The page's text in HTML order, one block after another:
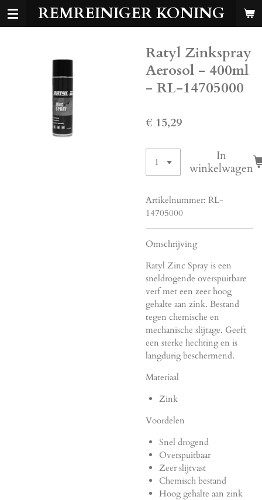
Ga
hoofdinhoud
REMREINIGER KONING
Ratyl Zinkspray
Aerosol - 400ml
- RL-14705000
€ 15,29
In
winkelwagen
Artikelnummer: RL-
14705000
Omschrijving
Ratyl Zinc Spray is een
sneldrogende overspuitbare
verf met een zeer hoog
gehalte aan zink. Bestand
tegen chemische en
mechanische slijtage. Geeft
een sterke hechting en is
langdurig beschermend.
Materiaal
Zink
Voordelen
Snel drogend
Overspuitbaar
Zeer slijtvast
Chemisch bestand
Hoog gehalte aan zink